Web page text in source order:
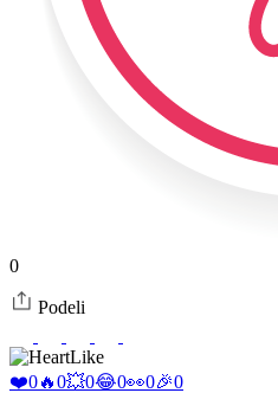
0
Podeli
Like
❤️0🔥0💥0😂0👀0🎉0